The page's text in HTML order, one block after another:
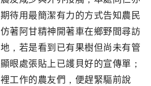
待用最簡潔有力的方式告知農民
著阿甘精神開著車在鄉野間尋訪
，若是看到已有果樹但尚未有管
眼處張貼上已護貝好的宣傳單；
工作的農友們，便趕緊驅前說